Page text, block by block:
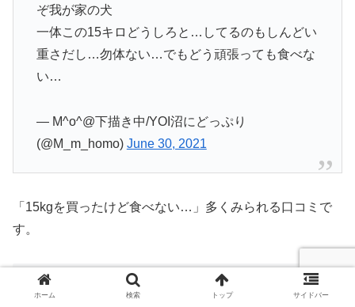
ぞ我が家の犬
一体この15キロどうしろと…してるのもしんどい
重さだし…勿体ない…でもどう頑張っても食べな
い…
— M^o^@下描き中/YOI沼にどっぷり
(@M_m_homo) June 30, 2021
「15kgを買ったけど食べない…」多くみられる口コミで
す。
costcoコストコドッグフードの口コミまと
め
ホーム 検索 トップ サイドバー